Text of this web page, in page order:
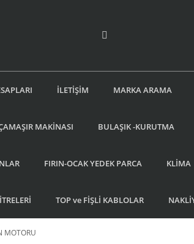
İLETİŞİM MARKA ARAMA
MAKİNASI BULAŞIK -KURUTMA
FIRIN-OCAK YEDEK PARCA KLİMA
TOP ve FİŞLİ KABLOLAR
MOTORU